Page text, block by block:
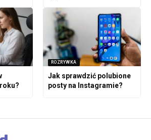
ROZRYWKA
Jak sprawdzić polubione
posty na Instagramie?